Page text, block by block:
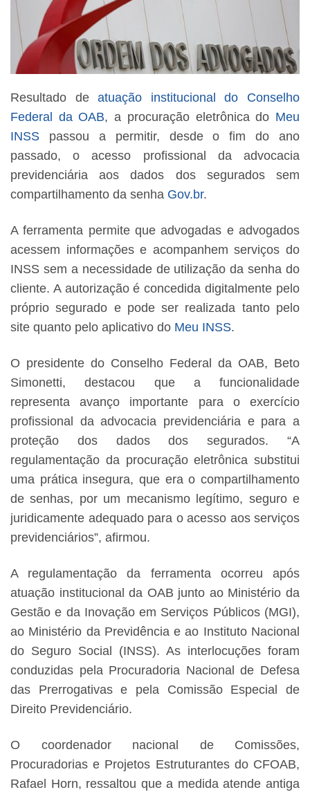
Resultado deatuação institucional do Conselho
Federal da OAB, a procuração eletrônica do Meu
INSS passou a permitir, desde o fim do ano
passado, o acesso profissional da advocacia
previdenciária aos dados dos segurados sem
compartilhamento da senha Gov.br.
A ferramenta permite que advogadas e advogados
acessem informações e acompanhem serviços do
INSS sem a necessidade de utilização da senha do
cliente. A autorização é concedida digitalmente pelo
próprio segurado e pode ser realizada tanto pelo
site quanto pelo aplicativo do Meu INSS.
O presidente do Conselho Federal da OAB, Beto
Simonetti, destacou que a funcionalidade
representa avanço importante para o exercício
profissional da advocacia previdenciária e para a
proteção dos dados dos segurados. “A
regulamentação da procuração eletrônica substitui
uma prática insegura, que era o compartilhamento
de senhas, por um mecanismo legítimo, seguro e
juridicamente adequado para o acesso aos serviços
previdenciários”, afirmou.
A regulamentação da ferramenta ocorreu após
atuação institucional da OAB junto ao Ministério da
Gestão e da Inovação em Serviços Públicos (MGI),
ao Ministério da Previdência e ao Instituto Nacional
do Seguro Social (INSS). As interlocuções foram
conduzidas pela Procuradoria Nacional de Defesa
das Prerrogativas e pela Comissão Especial de
Direito Previdenciário.
O coordenador nacional de Comissões,
Procuradorias e Projetos Estruturantes do CFOAB,
Rafael Horn, ressaltou que a medida atende antiga